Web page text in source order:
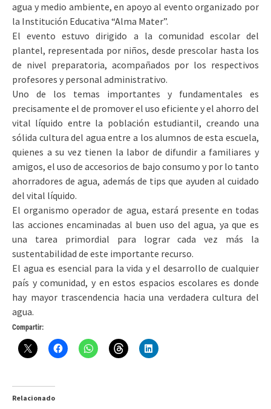
agua y medio ambiente, en apoyo al evento organizado por
la Institución Educativa “Alma Mater”.
El evento estuvo dirigido a la comunidad escolar del
plantel, representada por niños, desde prescolar hasta los
de nivel preparatoria, acompañados por los respectivos
profesores y personal administrativo.
Uno de los temas importantes y fundamentales es
precisamente el de promover el uso eficiente y el ahorro del
vital líquido entre la población estudiantil, creando una
sólida cultura del agua entre a los alumnos de esta escuela,
quienes a su vez tienen la labor de difundir a familiares y
amigos, el uso de accesorios de bajo consumo y por lo tanto
ahorradores de agua, además de tips que ayuden al cuidado
del vital líquido.
El organismo operador de agua, estará presente en todas
las acciones encaminadas al buen uso del agua, ya que es
una tarea primordial para lograr cada vez más la
sustentabilidad de este importante recurso.
El agua es esencial para la vida y el desarrollo de cualquier
país y comunidad, y en estos espacios escolares es donde
hay mayor trascendencia hacia una verdadera cultura del
agua.
Compartir:
Relacionado